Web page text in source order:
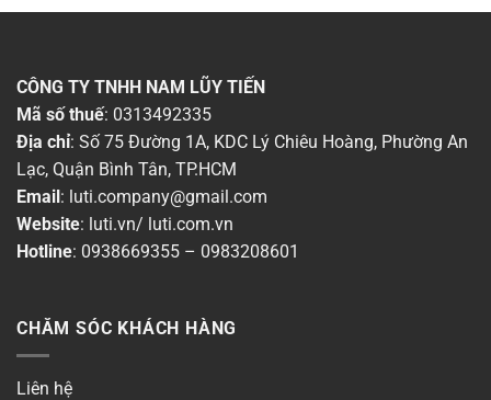
CÔNG TY TNHH NAM LŨY TIẾN
Mã số thuế: 0313492335
Địa chỉ: Số 75 Đường 1A, KDC Lý Chiêu Hoàng, Phường An
Lạc, Quận Bình Tân, TP.HCM
Email : luti.company@gmail.com
Website: luti.vn/ luti.com.vn
Hotline: 0938669355 – 0983208601
CHĂM SÓC KHÁCH HÀNG
Liên hệ